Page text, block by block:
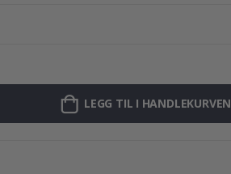
LEGG TIL I HANDLEKURVEN